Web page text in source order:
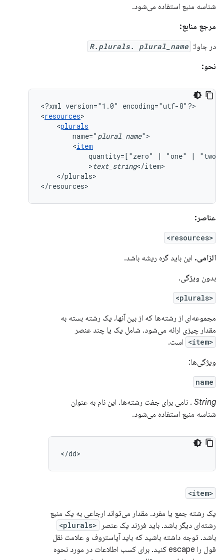
شناسه منبع استفاده می‌شود.
مرجع منابع:
در جاوا: R.plurals. plural_name
نحو:
<?xml version="1.0"
encoding="utf-8"?>
<resources
<plurals
name=" plural_name
<item
quantity=["zero"
| "one" |
"two"
>text_string
</plurals>
</resources>
عناصر:
<resources>
الزامی. این باید گره ریشه باشد.
بدون ویژگی.
<plurals>
مجموعه‌ای از رشته‌ها که از بین آنها، یک رشته بسته به
مقدار چیزی ارائه می‌شود. شامل یک یا چند عنصر
<item>
است.
ویژگی‌ها:
name
String . نامی برای جفت رشته‌ها. این نام به عنوان
شناسه منبع استفاده می‌شود.
<item>
یک رشته جمع یا مفرد. مقدار می‌تواند ارجاعی به یک منبع
رشته‌ای دیگر باشد. باید فرزند یک عنصر
<plurals>
باشد. توجه داشته باشید که باید آپاستروف و علامت نقل
قول را escape کنید. برای کسب اطلاعات در مورد نحوه